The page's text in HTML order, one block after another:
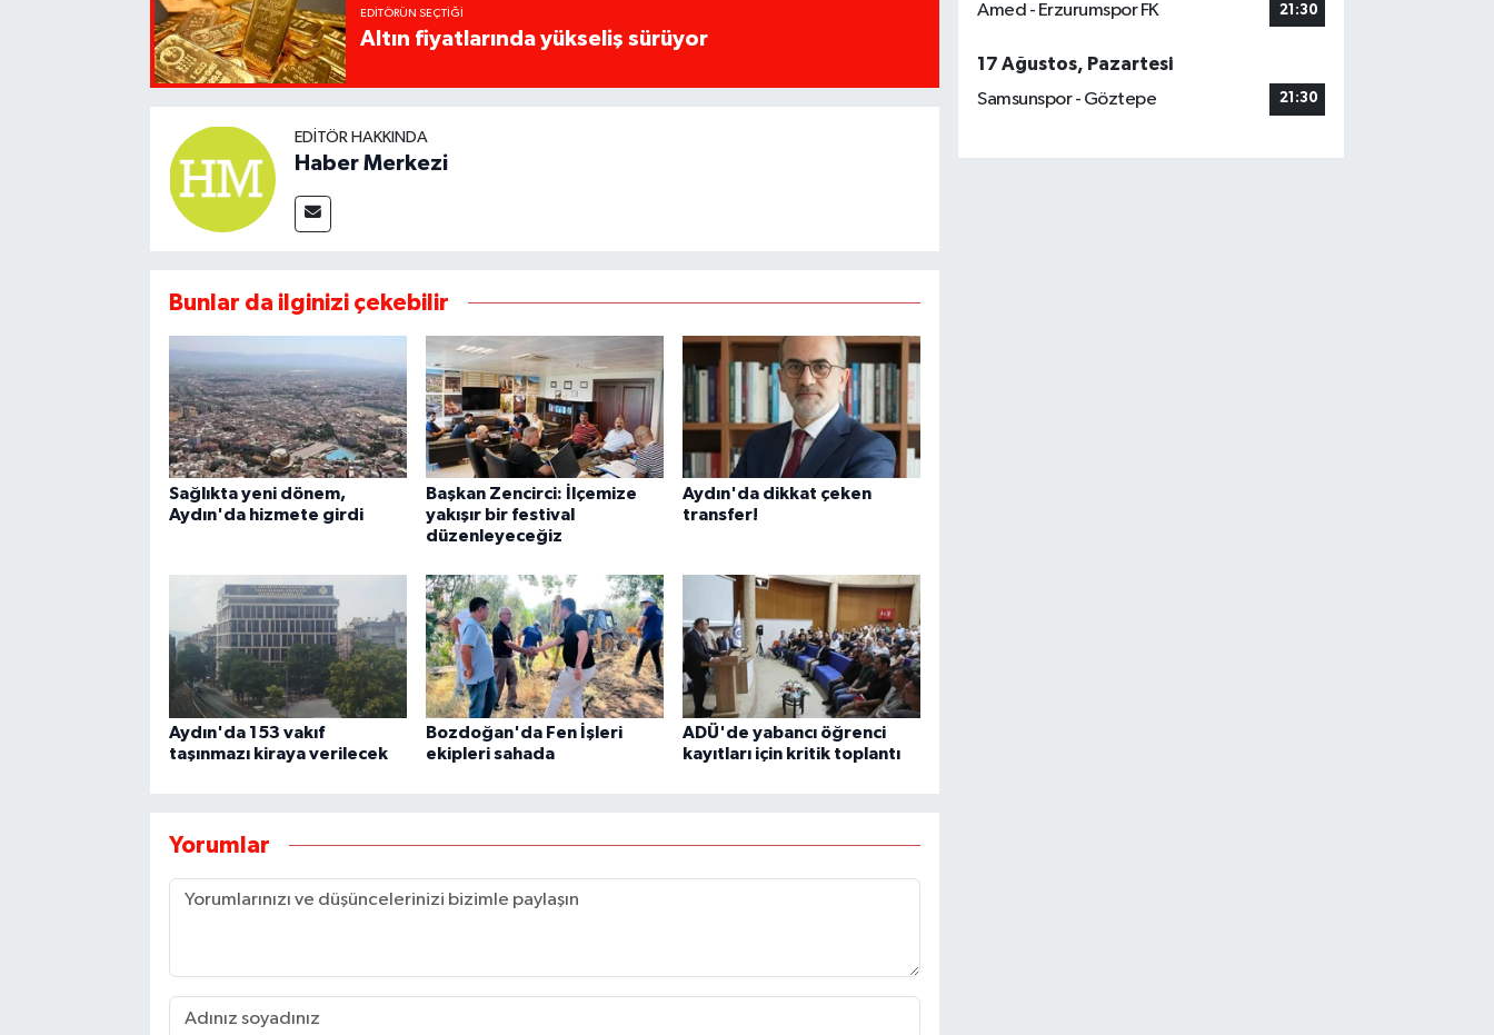
EDITÖRÜN SEÇTIĞI
Altın fiyatlarında yükseliş sürüyor
EDITÖR HAKKINDA
Haber Merkezi
Bunlar da ilginizi çekebilir
Sağlıkta yeni dönem,
Aydın'da hizmete girdi
Başkan Zencirci: İlçemize
yakışır bir festival
düzenleyeceğiz
Aydın'da dikkat çeken
transfer!
Aydın'da 153 vakıf
taşınmazı kiraya verilecek
Bozdoğan'da Fen İşleri
ekipleri sahada
ADÜ'de yabancı öğrenci
kayıtları için kritik toplantı
Yorumlar
Amed - Erzurumspor FK 21:30
17 Ağustos, Pazartesi
Samsunspor - Göztepe
21:30